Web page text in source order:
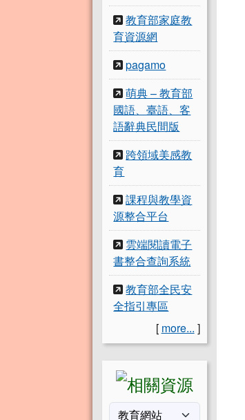
教育部家庭教
育資源網
pagamo
萌典 – 教育部
國語、臺語、客
語辭典民間版
跨領域美感教
育
課程與教學資
源整合平台
雲端閱讀電子
書整合查詢系統
教育部全民安
全指引專區
[ more... ]